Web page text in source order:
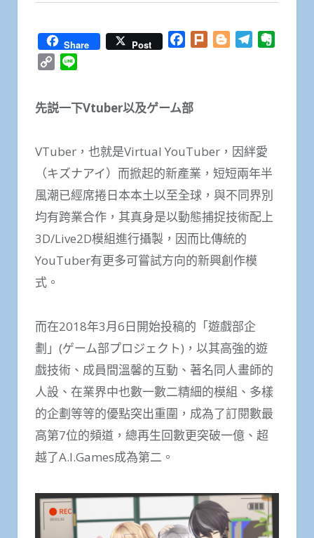
Share Post Facebook
Plurk BloggerTelegram
Copy
先説一下Vtuber以及ゲーム部
VTuber，也就是Virtual YouTuber，因絆愛
（キズナアイ）而掀起的新產業，短短兩年半
風潮已經席捲日本本土以至全球，與不同界別
均有跨業合作，其真身是以動態捕捉技術配上
3D/Live2D模組進行攝製，因而比傳統的
YouTuber有更多可嘗試方向的新興創作模
式。
而在2018年3月6日開始投稿的「遊戲部企
劃」(ゲーム部プロジェクト)，以其高強的遊
戲技術、成員間溫馨的互動、著名同人畫師的
人設、在業界中也數一數二精細的模組、多樣
的企劃等等的優點突出重圍，成為了訂閱數最
高第7位的頻道，總再生回數更突破一億、超
越了A.I.Games成為第二。